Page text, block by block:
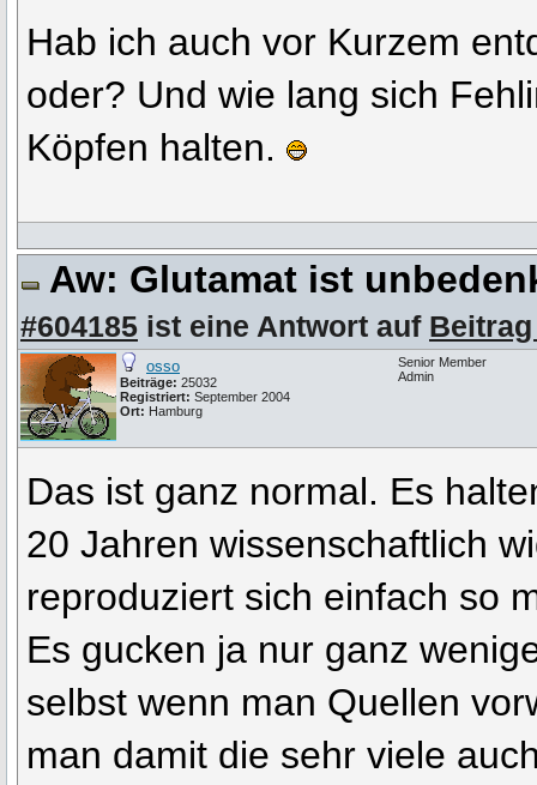
Hab ich auch vor Kurzem
oder? Und wie lang sich
Köpfen halten.
Aw: Glutamat ist
#604185 ist eine Antwort auf Beitrag
osso
Beiträge: 25032
Registriert: September 2004
Ort: Hamburg
Senior Member
Admin
Das ist ganz normal. Es
20 Jahren wissenschaftlich
reproduziert sich einfach so
Es gucken ja nur ganz
selbst wenn man Quellen
man damit die sehr viele